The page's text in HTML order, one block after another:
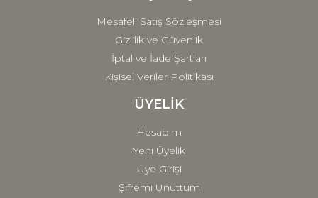
Mesafeli Satış Sözleşmesi
Gizlilik ve Güvenlik
İptal ve İade Şartları
Kişisel Veriler Politikası
ÜYELİK
Hesabım
Yeni Üyelik
Üye Girişi
Şifremi Unuttum